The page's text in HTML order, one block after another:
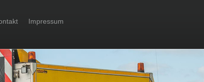
Impressum